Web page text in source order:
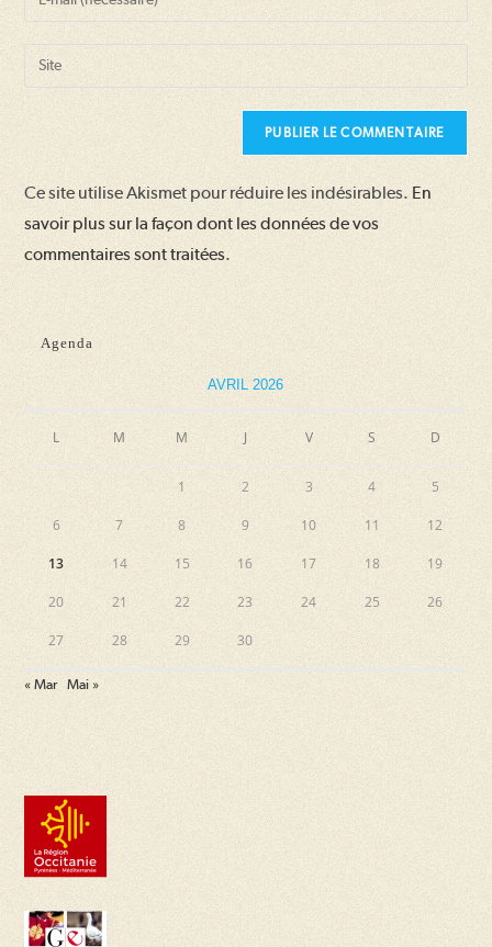
comment
your
email
address
Saisir
l’URL
(facultatif)
Ce site utilise Akismet pour réduire les indésirables. En
savoir plus sur la façon dont les données de vos
commentaires sont traitées.
Agenda
AVRIL 2026
L M M J V S D
1 2 3 4 5
6 7 8 9 10 11 12
13 14 15 16 17 18 19
20 21 22 23 24 25 26
27 28 29 30
« Mar Mai »